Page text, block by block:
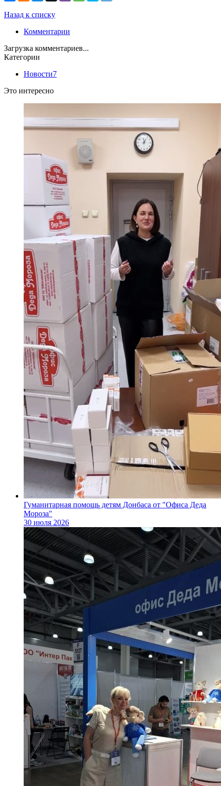
Назад к списку
Комментарии
Загрузка комментариев...
Категории
Новости7
Это интересно
Гуманитарная помощь детям Донбаса от "Офиса Деда
Мороза"
30 июля 2026